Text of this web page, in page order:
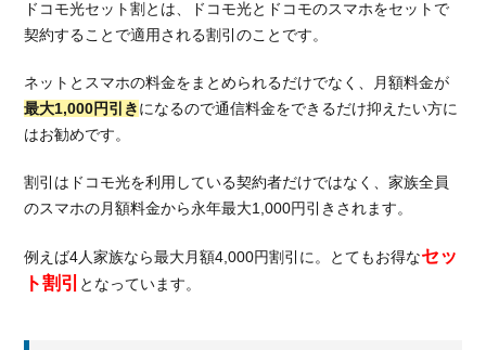
ドコモ光セット割とは、ドコモ光とドコモのスマホをセットで
契約することで適用される割引のことです。
ネットとスマホの料金をまとめられるだけでなく、月額料金が
最大1,000円引きになるので通信料金をできるだけ抑えたい方に
はお勧めです。
割引はドコモ光を利用している契約者だけではなく、家族全員
のスマホの月額料金から永年最大1,000円引きされます。
例えば4人家族なら最大月額4,000円割引に。とてもお得なセッ
ト割引 となっています。